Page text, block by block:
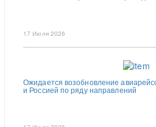
17 Июля 2026
Ожидается возобновление
и Россией по ряду направлений